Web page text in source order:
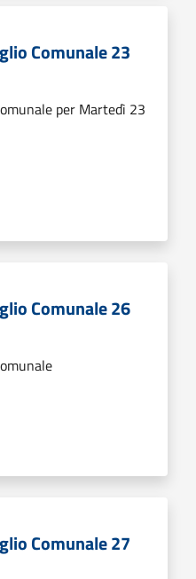
Comunale 23
per Martedì 23
Comunale 26
Comunale 27